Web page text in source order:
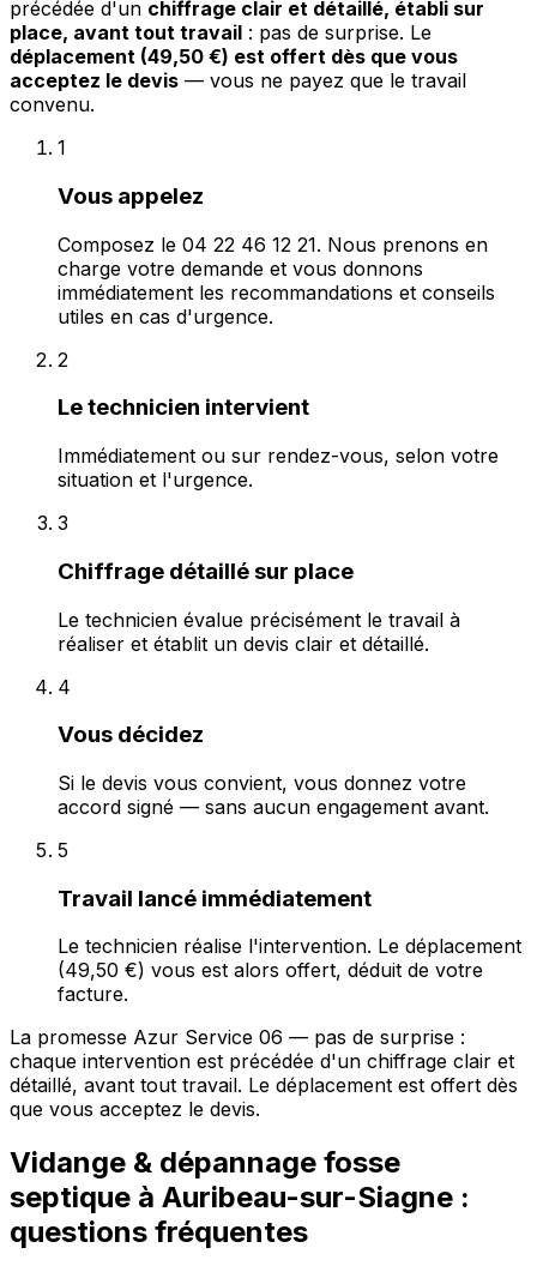
précédée d'un chiffrage clair et détaillé, établi sur
place, avant tout travail : pas de surprise. Le
déplacement (49,50 €) est offert dès que vous
acceptez le devis — vous ne payez que le travail
convenu.
1
Vous appelez
Composez le 04 22 46 12 21. Nous prenons en
charge votre demande et vous donnons
immédiatement les recommandations et conseils
utiles en cas d'urgence.
2
Le technicien intervient
Immédiatement ou sur rendez-vous, selon votre
situation et l'urgence.
3
Chiffrage détaillé sur place
Le technicien évalue précisément le travail à
réaliser et établit un devis clair et détaillé.
4
Vous décidez
Si le devis vous convient, vous donnez votre
accord signé — sans aucun engagement avant.
5
Travail lancé immédiatement
Le technicien réalise l'intervention. Le déplacement
(49,50 €) vous est alors offert, déduit de votre
facture.
La promesse Azur Service 06 — pas de surprise :
chaque intervention est précédée d'un chiffrage clair et
détaillé, avant tout travail. Le déplacement est offert dès
que vous acceptez le devis.
Vidange & dépannage fosse
septique à Auribeau-sur-Siagne :
questions fréquentes